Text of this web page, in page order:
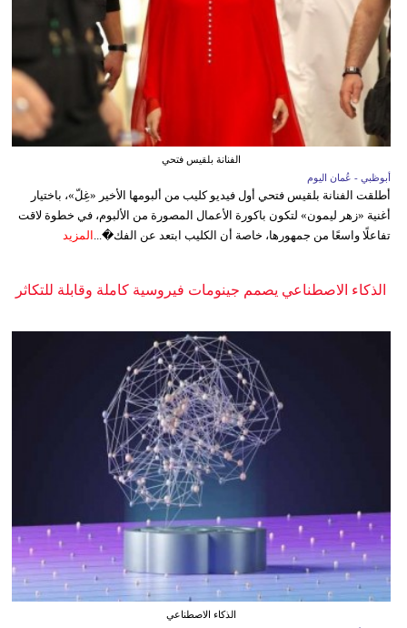
الفنانة بلقيس فتحي
أبوظبي - عُمان اليوم
أطلقت الفنانة بلقيس فتحي أول فيديو كليب من ألبومها الأخير «غِلّ»، باختيار
أغنية «زهر ليمون» لتكون باكورة الأعمال المصورة من الألبوم، في خطوة لاقت
تفاعلًا واسعًا من جمهورها، خاصة أن الكليب ابتعد عن الفك�... المزيد
الذكاء الاصطناعي يصمم جينومات فيروسية كاملة وقابلة للتكاثر
الذكاء الاصطناعي